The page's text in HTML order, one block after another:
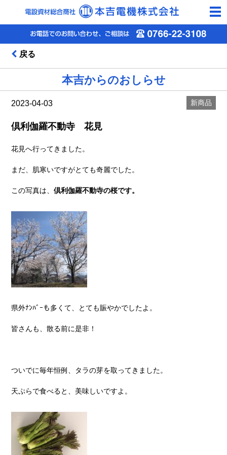
戻る
本吉からのおしらせ
2023-04-03 新商品
倶利伽羅不動寺 花見
花見へ行ってきました。
まだ、肌寒いですがとても奇麗でした。
この写真は、倶利伽羅不動寺の桜です。
県外ﾅﾝﾊﾞｰも多くて、とても賑やかでしたよ。
皆さんも、散る前に是非！
ついでに毎年恒例、タラの芽を取ってきました。
天ぷらで食べると、美味しいですよ。